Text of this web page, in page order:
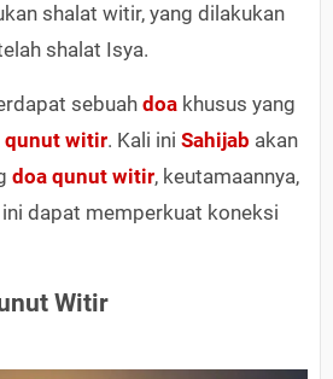
shalat witir, yang dilakukan
shalat Isya.
sebuah doa khusus yang
qunut witir. Kali ini Sahijab akan
doa qunut witir, keutamaannya,
dapat memperkuat koneksi
Witir